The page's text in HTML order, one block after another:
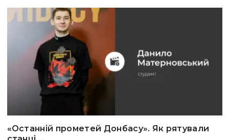
«Останній прометей Донбасу». Як рятували